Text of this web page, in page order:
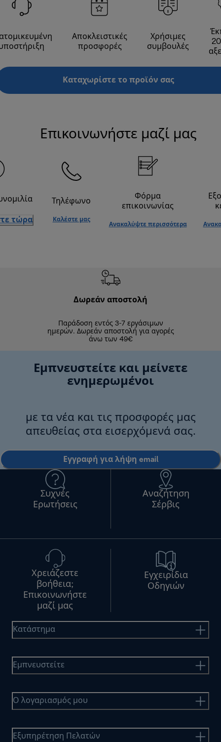
Αποκλειστικές
προσφορές
Χρήσιμες
συμβουλές
Καταχωρίστε το προϊόν σας
Επικοινωνήστε μαζί μας
τώρα
Τηλέφωνο
Καλέστε μας
Φόρμα
επικοινωνίας
Ανακαλύψτε περισσότερα
Δωρεάν αποστολή
Παράδοση εντός 3-7 εργάσιμων
ημερών. Δωρεάν αποστολή για αγορές
άνω των 49€
Εμπνευστείτε και μείνετε
ενημερωμένοι
με τα νέα και τις προσφορές μας
απευθείας στα εισερχόμενά σας.
Εγγραφή για λήψη email
Συχνές
Ερωτήσεις
Αναζήτηση
Σέρβις
Χρειάζεστε
βοήθεια;
Επικοινωνήστε
μαζί μας
Εγχειρίδια
Οδηγιών
Κατάστημα
Εμπνευστείτε
Ο λογαριασμός μου
Εξυπηρέτηση Πελατών